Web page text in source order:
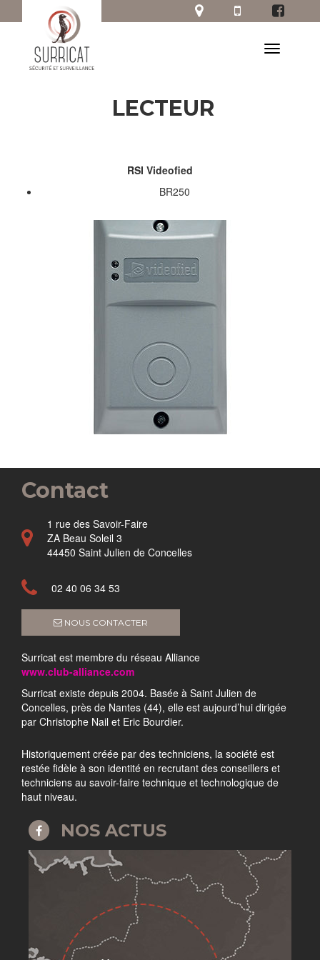
LECTEUR
RSI Videofied
BR250
Contact
1 rue des Savoir-Faire
ZA Beau Soleil 3
44450 Saint Julien de Concelles
02 40 06 34 53
NOUS CONTACTER
Surricat est membre du réseau Alliance
www.club-alliance.com
Surricat existe depuis 2004. Basée à Saint Julien de
Concelles, près de Nantes (44), elle est aujourd’hui dirigée
par Christophe Nail et Eric Bourdier.
Historiquement créée par des techniciens, la société est
restée fidèle à son identité en recrutant des conseillers et
techniciens au savoir-faire technique et technologique de
haut niveau.
NOS ACTUS